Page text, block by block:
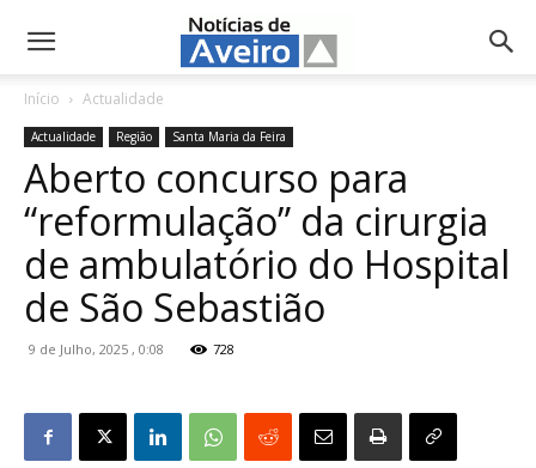
NotíciasdeAveiro.pt
Início Actualidade
Actualidade Região Santa Maria da Feira
Aberto concurso para
“reformulação” da cirurgia
de ambulatório do Hospital
de São Sebastião
9 de Julho, 2025 , 0:08 728